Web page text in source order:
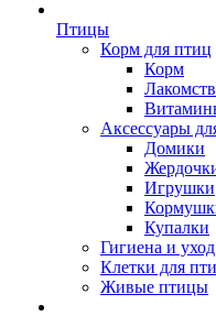
Птицы
Корм для птиц
Корм
Аксессуары
Домики
Игрушки
Купалки
Гигиена и
Клетки для
Живые птицы